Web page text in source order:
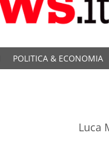
POLITICA & ECONOMIA
Luca